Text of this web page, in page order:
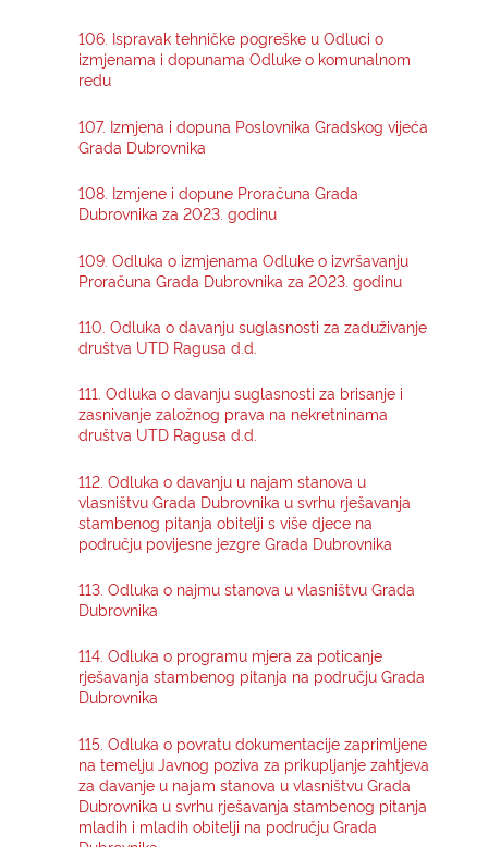
KONTAKTI
106. Ispravak tehničke pogreške u Odluci o
izmjenama i dopunama Odluke o komunalnom
redu
107. Izmjena i dopuna Poslovnika Gradskog vijeća
Grada Dubrovnika
108. Izmjene i dopune Proračuna Grada
Dubrovnika za 2023. godinu
109. Odluka o izmjenama Odluke o izvršavanju
Proračuna Grada Dubrovnika za 2023. godinu
110. Odluka o davanju suglasnosti za zaduživanje
društva UTD Ragusa d.d.
111. Odluka o davanju suglasnosti za brisanje i
zasnivanje založnog prava na nekretninama
društva UTD Ragusa d.d.
112. Odluka o davanju u najam stanova u
vlasništvu Grada Dubrovnika u svrhu rješavanja
stambenog pitanja obitelji s više djece na
području povijesne jezgre Grada Dubrovnika
113. Odluka o najmu stanova u vlasništvu Grada
Dubrovnika
114. Odluka o programu mjera za poticanje
rješavanja stambenog pitanja na području Grada
Dubrovnika
115. Odluka o povratu dokumentacije zaprimljene
na temelju Javnog poziva za prikupljanje zahtjeva
za davanje u najam stanova u vlasništvu Grada
Dubrovnika u svrhu rješavanja stambenog pitanja
mladih i mladih obitelji na području Grada